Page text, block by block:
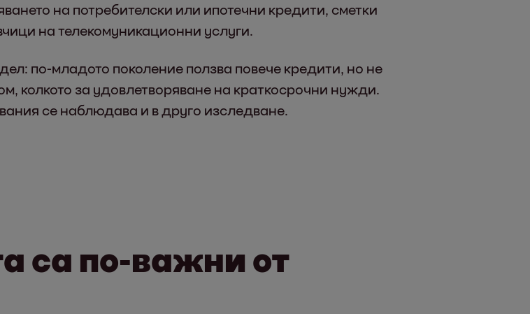
на потребителски или ипотечни кредити, сметки
на телекомуникационни услуги.
по-младото поколение ползва повече кредити, но не
колкото за удовлетворяване на краткосрочни нужди.
се наблюдава и в друго изследване.
са по-важни от